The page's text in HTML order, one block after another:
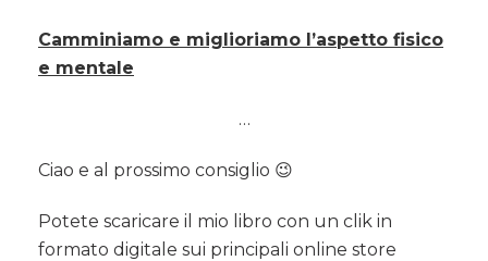
Camminiamo e miglioriamo l’aspetto fisico
e mentale
…
Ciao e al prossimo consiglio 😉
Potete scaricare il mio libro con un clik in
formato digitale sui principali online store